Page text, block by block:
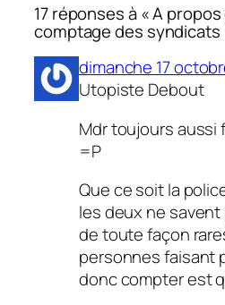
17 réponses à « A
comptage des syndicats
dimanche 17
Utopiste Debout
Mdr toujours aussi
=P
Que ce soit la
les deux ne
de toute façon
personnes faisant
donc compter est